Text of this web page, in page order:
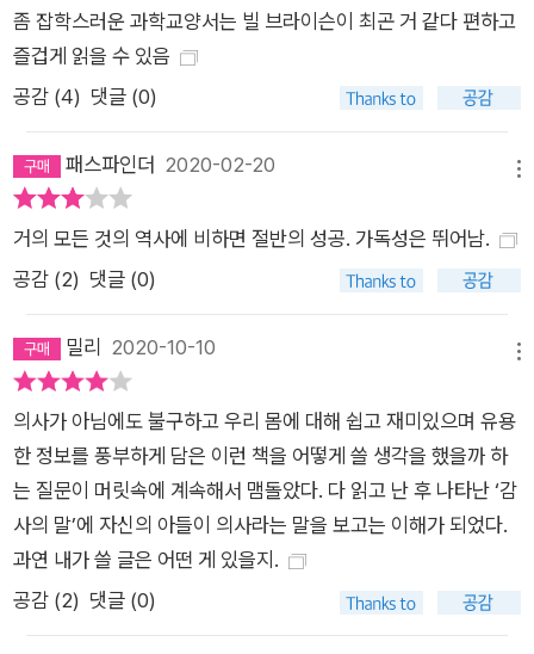
좀 잡학스러운 과학교양서는 빌 브라이슨이 최곤 거 같다 편하고
즐겁게 읽을 수 있음
공감 (4) 댓글 (0)
패스파인더 2020-02-20
거의 모든 것의 역사에 비하면 절반의 성공. 가독성은 뛰어남.
공감 (2) 댓글 (0)
밀리 2020-10-10
의사가 아님에도 불구하고 우리 몸에 대해 쉽고 재미있으며 유용
한 정보를 풍부하게 담은 이런 책을 어떻게 쓸 생각을 했을까 하
는 질문이 머릿속에 계속해서 맴돌았다. 다 읽고 난 후 나타난 ‘감
사의 말’에 자신의 아들이 의사라는 말을 보고는 이해가 되었다.
과연 내가 쓸 글은 어떤 게 있을지.
공감 (2) 댓글 (0)